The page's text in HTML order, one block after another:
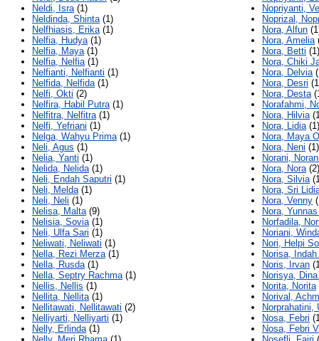
Neldi, Isra(1)
Neldinda, Shinta(1)
Nelfhiasis, Erika(1)
Nelfia, Hudya(1)
Nelfia, Maya(1)
Nelfia, Nelfia(1)
Nelfianti, Nelfianti (1)
Nelfida, Nelfida(1)
Nelfi, Okti (2)
Nelfira, Habil Putra(1)
Nelfitra, Nelfitra(1)
Nelfi, Yefriani (1)
Nelga, Wahyu Prima(1)
Neli, Agus (1)
Nelia, Yanti (1)
Nelida, Nelida(1)
Neli, Endah Saputri (1)
Neli, Melda(1)
Neli, Neli (1)
Nelisa, Malta(9)
Nelisia, Sovia(1)
Neli, Ulfa Sari (1)
Neliwati, Neliwati (1)
Nella, Rezi Merza(1)
Nella, Rusda(1)
Nella, Septry Rachma(1)
Nellis, Nellis (1)
Nellita, Nellita(1)
Nellitawati, Nellitawati (2)
Nelliyarti, Nelliyarti (1)
Nelly, Erlinda(1)
Nopriyanti,
Noprizal,
Nora, Alfun
Nora, Amelia
Nora, Betti (1)
Nora, Chiki
Nora, Delvia
Nora, Desri
Nora, Desta
Norafahmi,
Nora, Hilvia
Nora, Lidia(1)
Nora, Maya
Nora, Neni (1)
Norani,
Nora, Nora(2)
Nora, Silvia
Nora, Sri
Nora, Venny
Nora,
Norfadila,
Noriani,
Nori, Helpi
Norisa,
Noris, Irvan
Norisya,
Norita, Norita
Norival,
Norprahatini,
Nosa, Febri
Nosa, Febri